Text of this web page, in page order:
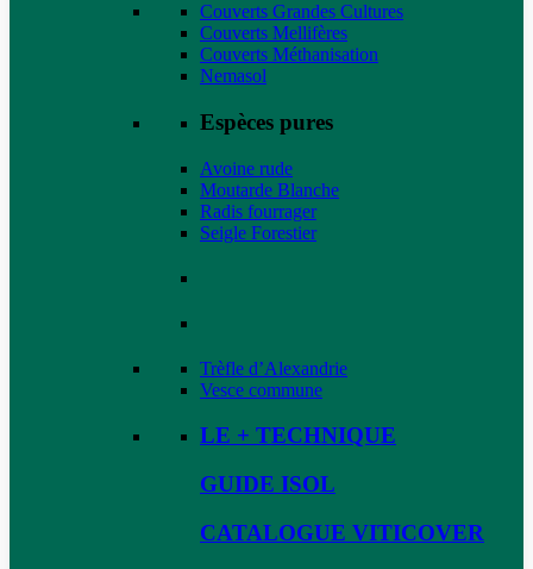
Couverts Grandes Cultures
Couverts Mellifères
Couverts Méthanisation
Nemasol
Espèces pures
Avoine rude
Moutarde Blanche
Radis fourrager
Seigle Forestier
Trèfle d’Alexandrie
Vesce commune
LE + TECHNIQUE
GUIDE ISOL
CATALOGUE VITICOVER